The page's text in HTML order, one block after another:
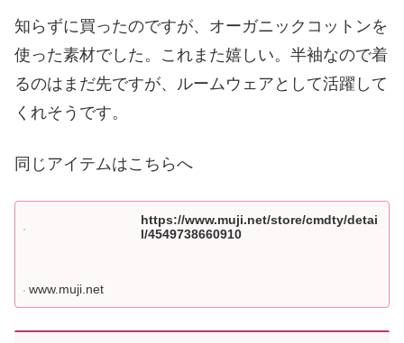
知らずに買ったのですが、オーガニックコットンを
使った素材でした。これまた嬉しい。半袖なので着
るのはまだ先ですが、ルームウェアとして活躍して
くれそうです。
同じアイテムはこちらへ
https://www.muji.net/store/cmdty/detai
l/4549738660910
www.muji.net